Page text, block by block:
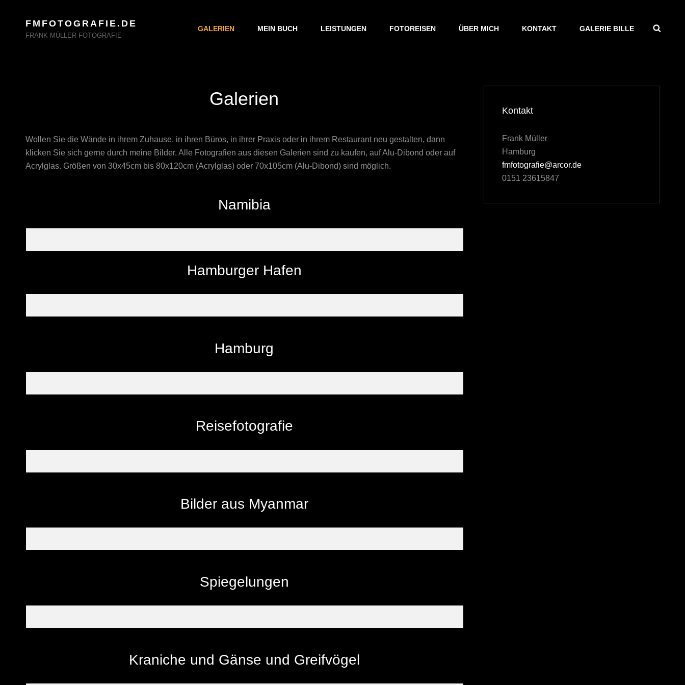
FMFOTOGRAFIE.DE
FRANK MÜLLER FOTOGRAFIE
GALERIEN MEIN BUCH LEISTUNGEN FOTOREISEN ÜBER MICH KONTAKT GALERIE BILLE
Galerien
Wollen Sie die Wände in ihrem Zuhause, in ihren Büros, in ihrer Praxis oder in ihrem Restaurant neu gestalten, dann
klicken Sie sich gerne durch meine Bilder. Alle Fotografien aus diesen Galerien sind zu kaufen, auf Alu-Dibond oder auf
Acrylglas. Größen von 30x45cm bis 80x120cm (Acrylglas) oder 70x105cm (Alu-Dibond) sind möglich.
Namibia
Hamburger Hafen
Hamburg
Reisefotografie
Bilder aus Myanmar
Spiegelungen
Kraniche und Gänse und Greifvögel
Kontakt
Frank Müller
Hamburg
fmfotografie@arcor.de
0151 23615847